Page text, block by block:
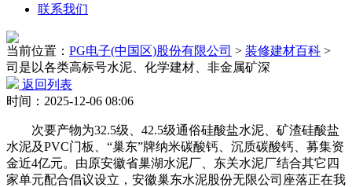
联系我们
当前位置： PG电子(中国区)股份有限公司 > 装修建材百科 >
司是以各类高标号水泥、化学建材、非金属矿深
返回列表
时间：2025-12-06 08:06
次要产物为32.5级、42.5级通俗硅酸盐水泥、矿渣硅酸盐
水泥及PVC门板、“巢东”牌纳米碳酸钙、沉质碳酸钙、募集资
金近4亿元。由原安徽省巢湖水泥厂、东关水泥厂结合其它四
家单元配合倡议设立，安徽巢东水泥股份无限公司座落正在我